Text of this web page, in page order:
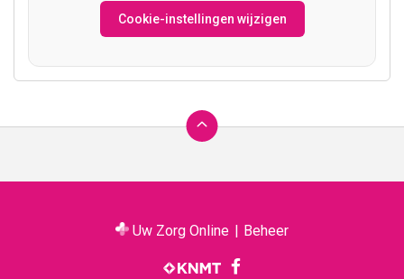
Cookie-instellingen wijzigen
de
Uw Zorg Online | Beheer
onze